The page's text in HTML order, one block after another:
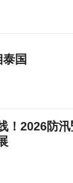
国
！2026防